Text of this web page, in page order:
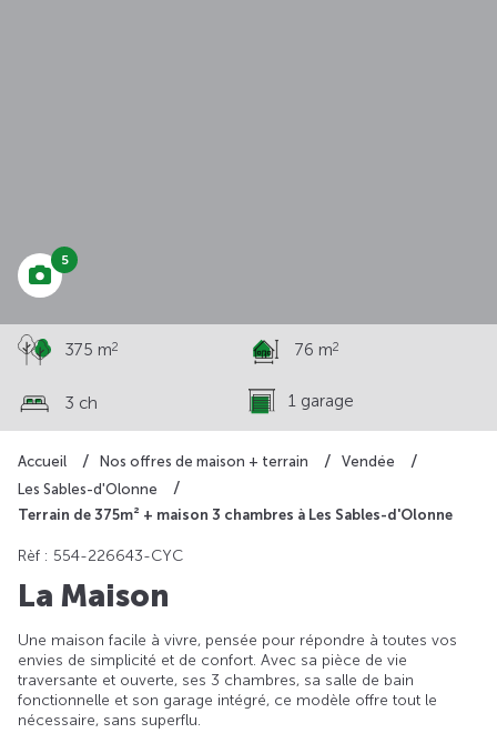
Accueil Nos offres de maison + terrain
Vendée
Les Sables-d'Olonne
Terrain de 375m² + maison 3 chambres à Les Sables-d'Olonne
5
375 m2 76 m2
3 ch 1 garage
Rèf : 554-226643-CYC
La Maison
Une maison facile à vivre, pensée pour répondre à toutes vos
envies de simplicité et de confort. Avec sa pièce de vie
traversante et ouverte, ses 3 chambres, sa salle de bain
fonctionnelle et son garage intégré, ce modèle offre tout le
nécessaire, sans superflu.